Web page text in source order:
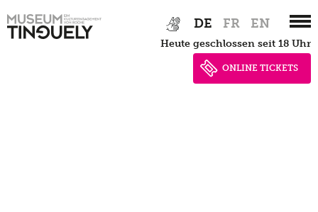
Hauptnavigation
to
DE FR EN
heute geschlossen seit 18 Uhr
ONLINE TICKETS
Veranstaltungen